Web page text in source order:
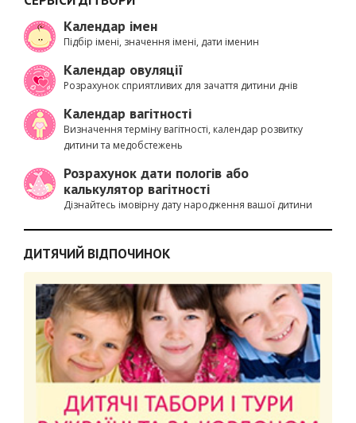
Календар імен
Підбір імені, значення імені, дати іменин
Календар овуляції
Розрахунок сприятливих для зачаття дитини днів
Календар вагітності
Визначення терміну вагітності, календар розвитку
дитини та медобстежень
Розрахунок дати пологів або
калькулятор вагітності
Дізнайтесь імовірну дату народження вашої дитини
ДИТЯЧИЙ ВІДПОЧИНОК